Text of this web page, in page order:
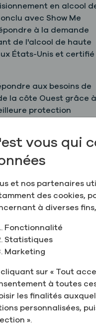
en alcool
avec Show Me
à la demande
de l'alcool de haute
États-Unis et certifié
aux besoins de
la côte Ouest grâce à
protection
ainsi qu’un
sera
s'appuiera sur nos
client, sur nos
35 ans d'expertise
vous qui
et nos partenaires
des cookies,
à diverses
Fonctionnalité
Statistiques
Marketing
sur « Tout
à toutes
les finalités
personnalisées,
».